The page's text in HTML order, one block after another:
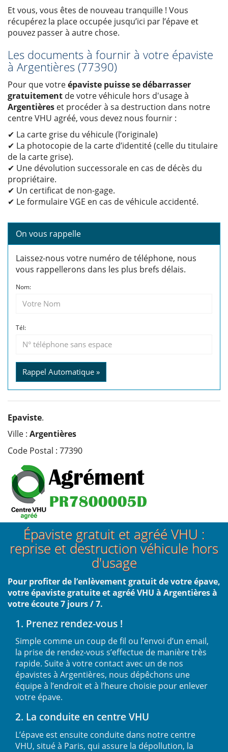
Et vous, vous êtes de nouveau tranquille ! Vous
récupérez la place occupée jusqu’ici par l’épave et
pouvez passer à autre chose.
Les documents à fournir à votre épaviste
à Argentières (77390)
Pour que votreépaviste puisse se débarrasser
gratuitement de votre véhicule hors d'usage à
Argentières et procéder à sa destruction dans notre
centre VHU agréé, vous devez nous fournir :
✔ La carte grise du véhicule (l’originale)
✔ La photocopie de la carte d’identité (celle du titulaire
de la carte grise).
✔ Une dévolution successorale en cas de décès du
propriétaire.
✔ Un certificat de non-gage.
✔ Le formulaire VGE en cas de véhicule accidenté.
On vous rappelle
Laissez-nous votre numéro de téléphone, nous
vous rappellerons dans les plus brefs délais.
Nom:
Tél:
Rappel Automatique »
Epaviste.
Ville : Argentières
Code Postal : 77390
Épaviste gratuit et agréé VHU :
reprise et destruction véhicule hors
d'usage
Pour profiter de l’enlèvement gratuit de votre épave,
votre épaviste gratuite et agréé VHU à Argentières à
votre écoute 7 jours / 7.
1. Prenez rendez-vous !
Simple comme un coup de fil ou l’envoi d’un email,
la prise de rendez-vous s’effectue de manière très
rapide. Suite à votre contact avec un de nos
épavistes à Argentières, nous dépêchons une
équipe à l’endroit et à l’heure choisie pour enlever
votre épave.
2. La conduite en centre VHU
L’épave est ensuite conduite dans notre centre
VHU, situé à Paris, qui assure la dépollution, la